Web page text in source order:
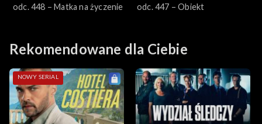
Sezon 27
Sezon 26
Sezon 25
odc. 448 – Matka na życzenie
odc. 447 – Obiekt
Rekomendowane dla Ciebie
NOWY SERIAL